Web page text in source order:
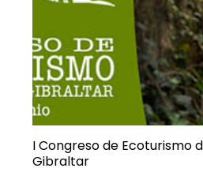
I Congreso de Ecoturismo
Gibraltar